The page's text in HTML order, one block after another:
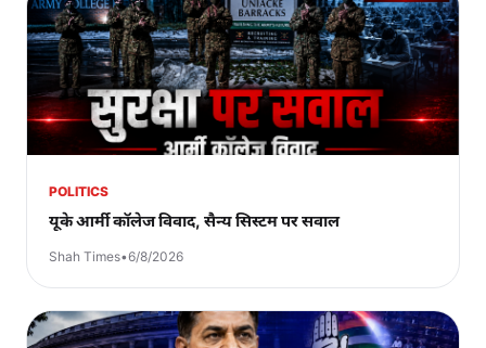
POLITICS
यूके आर्मी कॉलेज विवाद, सैन्य सिस्टम पर सवाल
Shah Times•6/8/2026